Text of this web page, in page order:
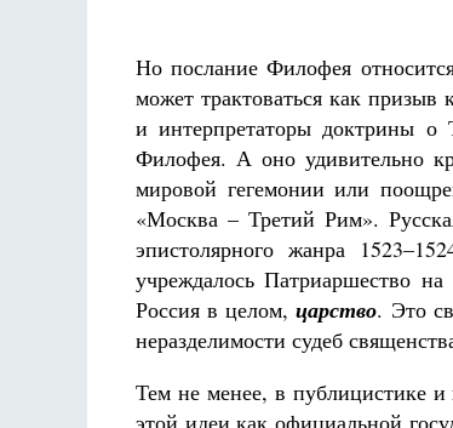
Но послание Филофея
может трактоваться как призыв
и интерпретаторы доктрины о
Филофея. А оно удивительно
мировой гегемонии или
«Москва – Третий Рим».
эпистолярного жанра
учреждалось Патриаршество
Россия в целом,царство. Это
неразделимости судеб
Тем не менее, в публицистике и
этой идеи как официальной